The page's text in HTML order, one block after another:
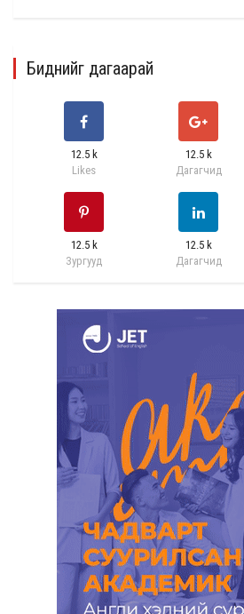
Биднийг дагаарай
12.5 k
Likes
12.5 k
Дагагчид
12.5 k
Зургууд
12.5 k
Дагагчид